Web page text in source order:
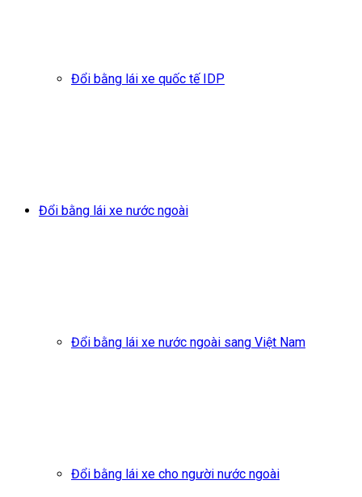
Đổi bằng lái xe quốc tế IDP
Đổi bằng lái xe nước ngoài
Đổi bằng lái xe nước ngoài sang Việt Nam
Đổi bằng lái xe cho người nước ngoài